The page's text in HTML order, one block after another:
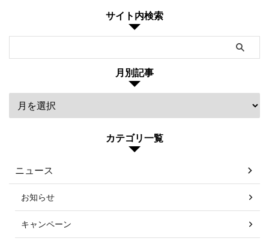
サイト内検索
月別記事
カテゴリ一覧
ニュース
お知らせ
キャンペーン